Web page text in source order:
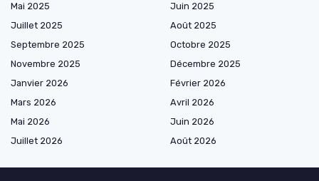
Mai 2025
Juin 2025
Juillet 2025
Août 2025
Septembre 2025
Octobre 2025
Novembre 2025
Décembre 2025
Janvier 2026
Février 2026
Mars 2026
Avril 2026
Mai 2026
Juin 2026
Juillet 2026
Août 2026